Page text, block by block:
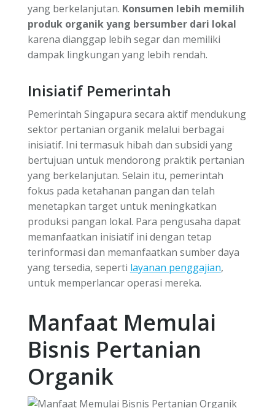
yang berkelanjutan. Konsumen lebih memilih
produk organik yang bersumber dari lokal
karena dianggap lebih segar dan memiliki
dampak lingkungan yang lebih rendah.
Inisiatif Pemerintah
Pemerintah Singapura secara aktif mendukung
sektor pertanian organik melalui berbagai
inisiatif. Ini termasuk hibah dan subsidi yang
bertujuan untuk mendorong praktik pertanian
yang berkelanjutan. Selain itu, pemerintah
fokus pada ketahanan pangan dan telah
menetapkan target untuk meningkatkan
produksi pangan lokal. Para pengusaha dapat
memanfaatkan inisiatif ini dengan tetap
terinformasi dan memanfaatkan sumber daya
yang tersedia, seperti layanan penggajian,
untuk memperlancar operasi mereka.
Manfaat Memulai
Bisnis Pertanian
Organik